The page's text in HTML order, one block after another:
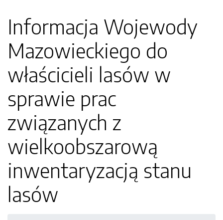
Informacja Wojewody
Mazowieckiego do
właścicieli lasów w
sprawie prac
związanych z
wielkoobszarową
inwentaryzacją stanu
lasów